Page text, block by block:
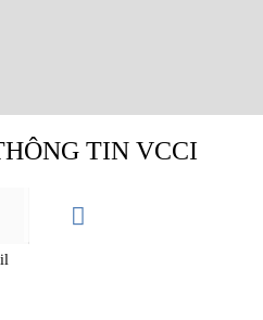
TIN VCCI